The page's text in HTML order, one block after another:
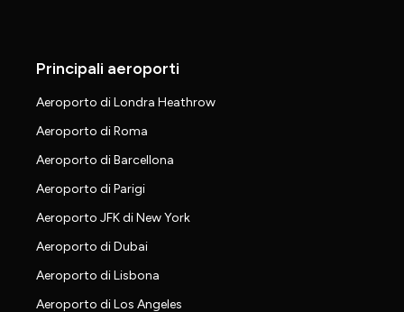
Principali aeroporti
Aeroporto di Londra Heathrow
Aeroporto di Roma
Aeroporto di Barcellona
Aeroporto di Parigi
Aeroporto JFK di New York
Aeroporto di Dubai
Aeroporto di Lisbona
Aeroporto di Los Angeles